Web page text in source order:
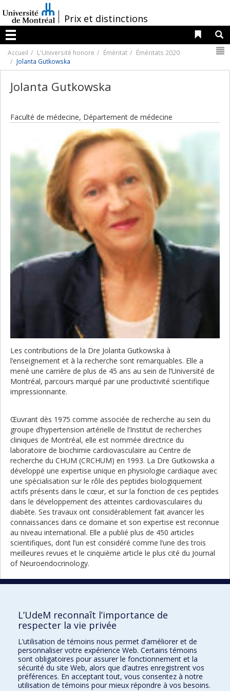
au
contenu
/Prix et distinctions
Menu
Liens
Accueil L'Université honore Éméritat
Éméritats 2020
Jolanta Gutkowska
Jolanta Gutkowska
Faculté de médecine, Département de médecine
Les contributions de la Dre Jolanta Gutkowska à
l’enseignement et à la recherche sont remarquables. Elle a
mené une carrière de plus de 45 ans au sein de l’Université de
Montréal, parcours marqué par une productivité scientifique
impressionnante.
Œuvrant dès 1975 comme associée de recherche au sein du
groupe d’hypertension artérielle de l’Institut de recherches
cliniques de Montréal, elle est nommée directrice du
laboratoire de biochimie cardiovasculaire au Centre de
recherche du CHUM (CRCHUM) en 1993. La Dre Gutkowska a
développé une expertise unique en physiologie cardiaque avec
une spécialisation sur le rôle des peptides biologiquement
actifs présents dans le cœur, et sur la fonction de ces peptides
dans le développement des atteintes cardiovasculaires du
diabète. Ses travaux ont considérablement fait avancer les
connaissances dans ce domaine et son expertise est reconnue
au niveau international. Elle a publié plus de 450 articles
scientifiques, dont l’un est considéré comme l’une des trois
meilleures revues et le cinquième article le plus cité du Journal
of Neuroendocrinology.
CRCHUM et celui de Femme de l’année en sciences par le
gouvernement du Québec. Dans son pays d’origine, la
Pologne, elle a été nommée membre de l’Académie des Arts
et des Sciences.
Retour à la liste complète des
portraits
L’UdeM reconnaît l’importance de
respecter la vie privée
L’utilisation de témoins nous permet d’améliorer et de
personnaliser votre expérience Web. Certains témoins
sont obligatoires pour assurer le fonctionnement et la
sécurité du site Web, alors que d’autres enregistrent vos
préférences. En acceptant tout, vous consentez à notre
utilisation de témoins pour mieux répondre à vos besoins.